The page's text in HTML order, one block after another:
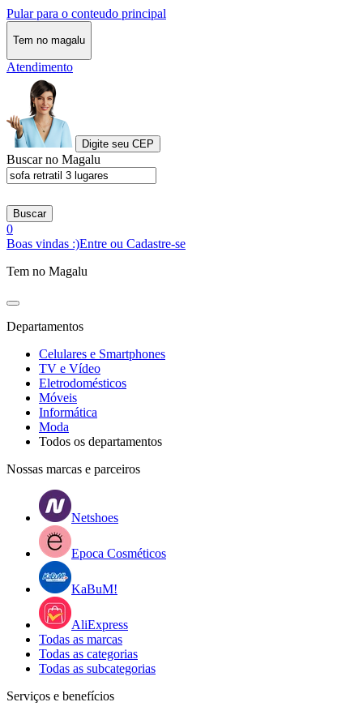
Pular para o conteudo principal
Tem no magalu
Atendimento
Digite seu CEP
Buscar no Magalu
Buscar
0
Boas vindas :)Entre ou Cadastre-se
Tem no Magalu
Departamentos
Celulares e Smartphones
TV e Vídeo
Eletrodomésticos
Móveis
Informática
Moda
Todos os departamentos
Nossas marcas e parceiros
Netshoes
Epoca Cosméticos
KaBuM!
AliExpress
Todas as marcas
Todas as categorias
Todas as subcategorias
Serviços e benefícios